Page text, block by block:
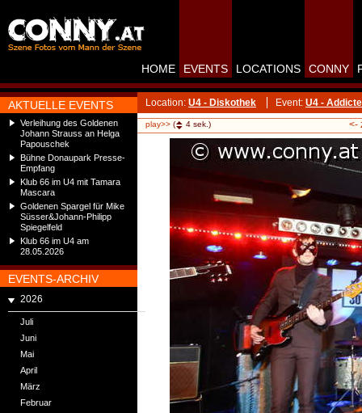
AKTUELLE EVENTS
Verleihung des Goldenen
Johann Strauss an Helga
Papouschek
Bühne Donaupark Presse-
Empfang
Klub 66 im U4 mit Tamara
Mascara
Goldenen Spargel für Mike
Süsser&Johann-Philipp
Spiegelfeld
Klub 66 im U4 am
28.05.2026
EVENTS-ARCHIV
2026
Juli
Juni
Mai
April
März
Februar
HOME EVENTS LOCATIONS CONNY
Location: U4 - Diskothek Event: U4 -
play>> ( 4 sek.) <-